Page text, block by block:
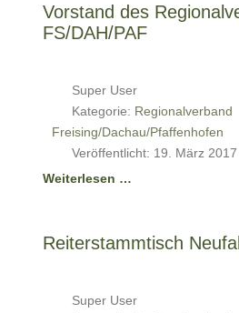
Vorstand des
FS/DAH/PAF
Super User
Kategorie: Regionalverband
Freising/Dachau/Pfaffenhofen
Veröffentlicht: 19. März 2017
Weiterlesen …
Reiterstammtisch
Super User